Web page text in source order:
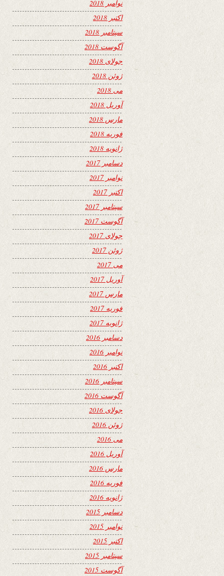
نوامبر 2018
اکتبر 2018
سپتامبر 2018
آگوست 2018
جولای 2018
ژوئن 2018
می 2018
آوریل 2018
مارس 2018
فوریه 2018
ژانویه 2018
دسامبر 2017
نوامبر 2017
اکتبر 2017
سپتامبر 2017
آگوست 2017
جولای 2017
ژوئن 2017
می 2017
آوریل 2017
مارس 2017
فوریه 2017
ژانویه 2017
دسامبر 2016
نوامبر 2016
اکتبر 2016
سپتامبر 2016
آگوست 2016
جولای 2016
ژوئن 2016
می 2016
آوریل 2016
مارس 2016
فوریه 2016
ژانویه 2016
دسامبر 2015
نوامبر 2015
اکتبر 2015
سپتامبر 2015
آگوست 2015